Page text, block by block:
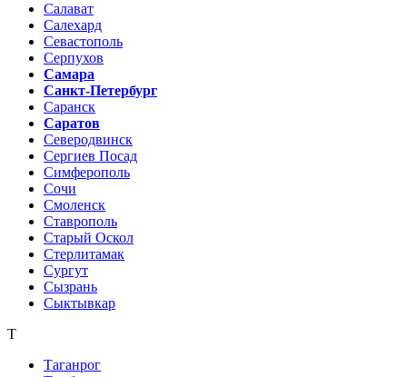
Салават
Салехард
Севастополь
Серпухов
Самара
Санкт-Петербург
Саранск
Саратов
Северодвинск
Сергиев Посад
Симферополь
Сочи
Смоленск
Ставрополь
Старый Оскол
Стерлитамак
Сургут
Сызрань
Сыктывкар
Т
Таганрог